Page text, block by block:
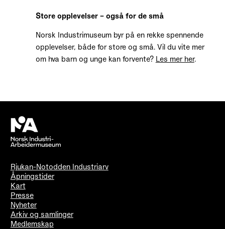
Store opplevelser – også for de små
Norsk Industrimuseum byr på en rekke spennende
opplevelser, både for store og små. Vil du vite mer
om hva barn og unge kan forvente? Les mer her.
Rjukan-Notodden Industriarv
Åpningstider
Kart
Presse
Nyheter
Arkiv og samlinger
Medlemskap